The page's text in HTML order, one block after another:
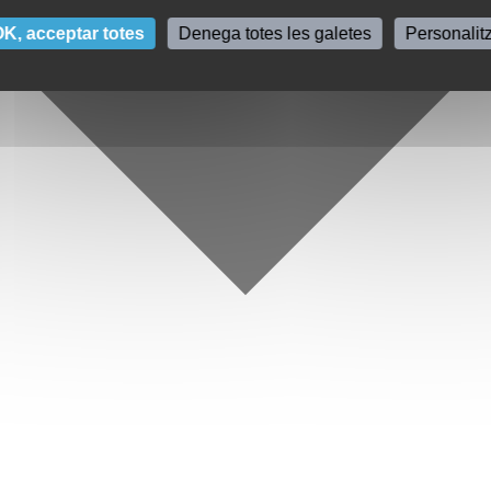
acceptar totes Denega totes les galetes